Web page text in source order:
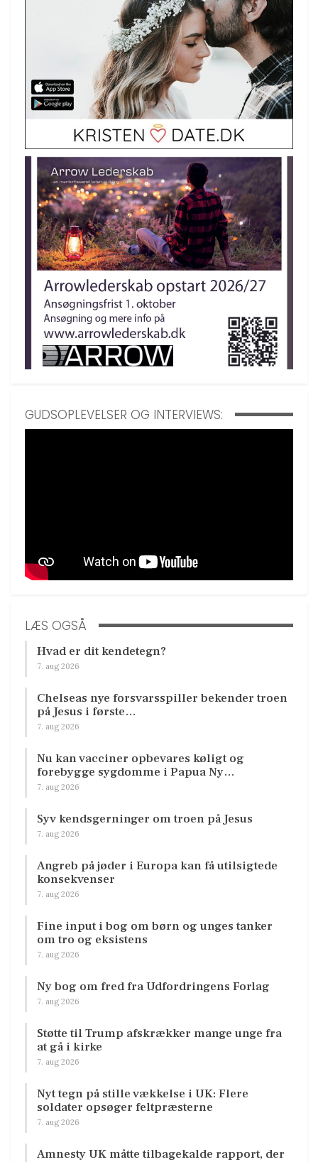
GUDSOPLEVELSER OG INTERVIEWS:
LÆS OGSÅ
Hvad er dit kendetegn?
7. aug 2026
Chelseas nye forsvarsspiller bekender troen
på Jesus i første…
7. aug 2026
Nu kan vacciner opbevares køligt og
forebygge sygdomme i Papua Ny…
7. aug 2026
Syv kendsgerninger om troen på Jesus
7. aug 2026
Angreb på jøder i Europa kan få utilsigtede
konsekvenser
7. aug 2026
Fine input i bog om børn og unges tanker
om tro og eksistens
7. aug 2026
Ny bog om fred fra Udfordringens Forlag
7. aug 2026
Støtte til Trump afskrækker mange unge fra
at gå i kirke
7. aug 2026
Nyt tegn på stille vækkelse i UK: Flere
soldater opsøger feltpræsterne
7. aug 2026
Amnesty UK måtte tilbagekalde rapport, der